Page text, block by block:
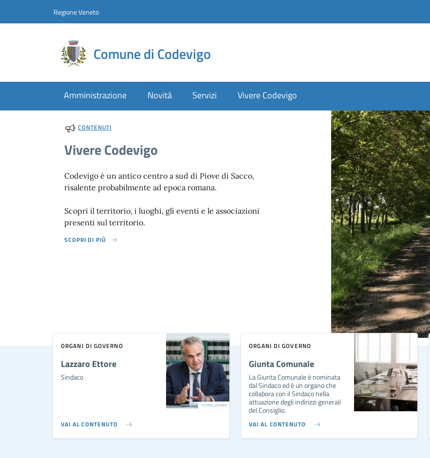
Regione Veneto
Comune di Codevigo
Amministrazione Novità Servizi Vivere Codevigo
CONTENUTI
Vivere Codevigo
Codevigo è un antico centro a sud di Piove di Sacco,
risalente probabilmente ad epoca romana.
Scopri il territorio, i luoghi, gli eventi e le associazioni
presenti sul territorio.
SCOPRI DI PIÙ
ORGANI DI GOVERNO
Lazzaro Ettore
Sindaco
VAI AL CONTENUTO
ORGANI DI GOVERNO
Giunta Comunale
La Giunta Comunale è nominata
dal Sindaco ed è un organo che
collabora con il Sindaco nella
attuazione degli indirizzi generali
del Consiglio.
VAI AL CONTENUTO